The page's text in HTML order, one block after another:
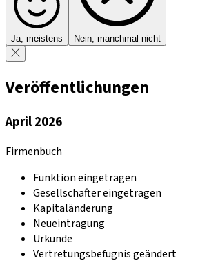
Ja, meistens Nein, manchmal nicht
Veröffentlichungen
April 2026
Firmenbuch
Funktion eingetragen
Gesellschafter eingetragen
Kapitaländerung
Neueintragung
Urkunde
Vertretungsbefugnis geändert